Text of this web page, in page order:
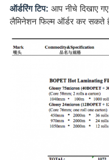
ऑर्डरिंग टिप: आप नीचे दिखाए गए
लैमिनेशन फिल्म ऑर्डर कर सकते